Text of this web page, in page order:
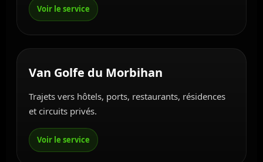
Van Golfe du Morbihan
Trajets vers hôtels, ports, restaurants, résidences
et circuits privés.